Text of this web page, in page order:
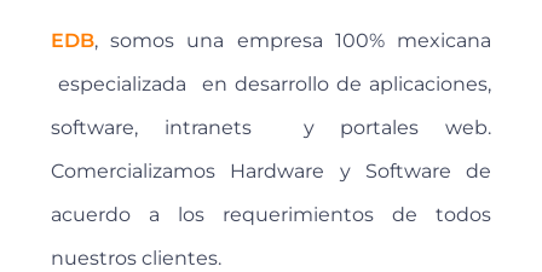
EDB, somos una empresa 100% mexicana
especializada en desarrollo de aplicaciones,
software, intranets y portales web.
Comercializamos Hardware y Software de
acuerdo a los requerimientos de todos
nuestros clientes.